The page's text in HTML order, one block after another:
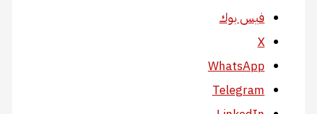
فيس بوك
X
WhatsApp
Telegram